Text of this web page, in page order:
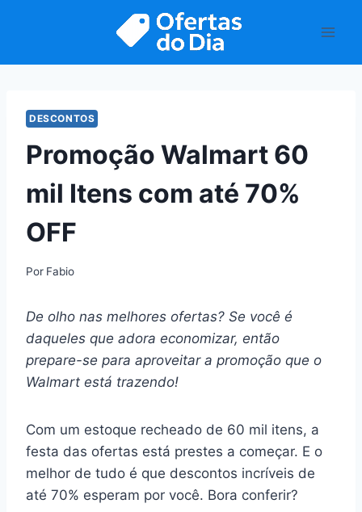
DESCONTOS
Promoção Walmart 60
mil Itens com até 70%
OFF
Por Fabio
De olho nas melhores ofertas? Se você é
daqueles que adora economizar, então
prepare-se para aproveitar a promoção que o
Walmart está trazendo!
Com um estoque recheado de 60 mil itens, a
festa das ofertas está prestes a começar. E o
melhor de tudo é que descontos incríveis de
até 70% esperam por você. Bora conferir?